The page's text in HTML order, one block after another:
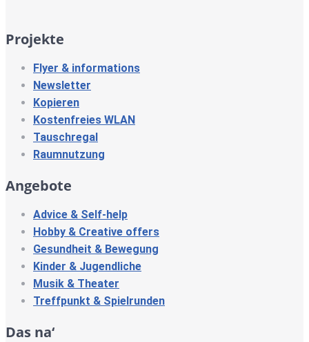
Projekte
Flyer & informations
Newsletter
Kopieren
Kostenfreies WLAN
Tauschregal
Raumnutzung
Angebote
Advice & Self-help
Hobby & Creative offers
Gesundheit & Bewegung
Kinder & Jugendliche
Musik & Theater
Treffpunkt & Spielrunden
Das na‘